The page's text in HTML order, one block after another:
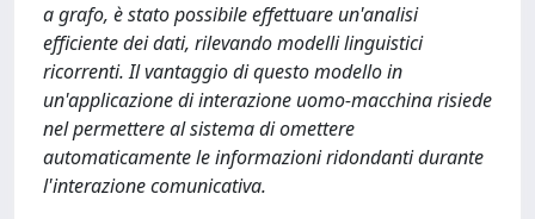
a grafo, è stato possibile effettuare un'analisi
efficiente dei dati, rilevando modelli linguistici
ricorrenti. Il vantaggio di questo modello in
un'applicazione di interazione uomo-macchina risiede
nel permettere al sistema di omettere
automaticamente le informazioni ridondanti durante
l'interazione comunicativa.